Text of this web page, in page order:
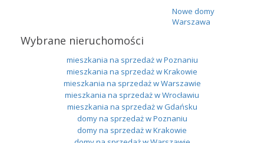
Nowe domy
Warszawa
Wybrane nieruchomości
mieszkania na sprzedaż w Poznaniu
mieszkania na sprzedaż w Krakowie
mieszkania na sprzedaż w Warszawie
mieszkania na sprzedaż w Wrocławiu
mieszkania na sprzedaż w Gdańsku
domy na sprzedaż w Poznaniu
domy na sprzedaż w Krakowie